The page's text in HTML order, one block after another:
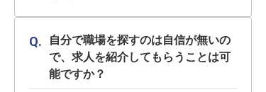
自分で職場を探すのは自信が無いの
で、求人を紹介してもらうことは可
能ですか？